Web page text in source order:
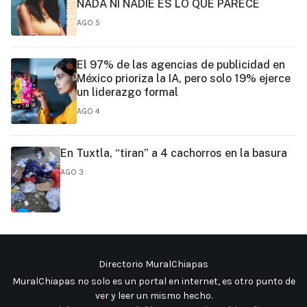
NADA NI NADIE ES LO QUE PARECE
AGO 5
El 97% de las agencias de publicidad en
México prioriza la IA, pero solo 19% ejerce
un liderazgo formal
AGO 4
En Tuxtla, “tiran” a 4 cachorros en la basura
AGO 3
Directorio MuralChiapas
MuralChiapas no solo es un portal en internet, es otro punto de
ver y leer un mismo hecho.